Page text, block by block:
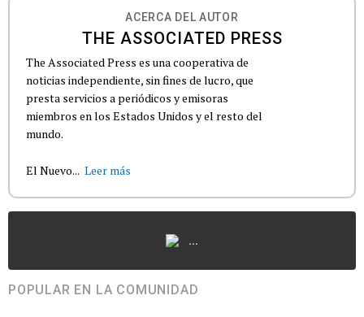
ACERCA DEL AUTOR
THE ASSOCIATED PRESS
The Associated Press es una cooperativa de
noticias independiente, sin fines de lucro, que
presta servicios a periódicos y emisoras
miembros en los Estados Unidos y el resto del
mundo.
El Nuevo... Leer más
...
POPULAR EN LA COMUNIDAD